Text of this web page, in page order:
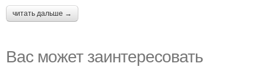
читать дальше →
Вас может заинтересовать